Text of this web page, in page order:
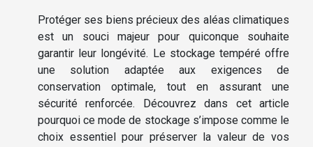
Protéger ses biens précieux des aléas climatiques
est un souci majeur pour quiconque souhaite
garantir leur longévité. Le stockage tempéré offre
une solution adaptée aux exigences de
conservation optimale, tout en assurant une
sécurité renforcée. Découvrez dans cet article
pourquoi ce mode de stockage s’impose comme le
choix essentiel pour préserver la valeur de vos